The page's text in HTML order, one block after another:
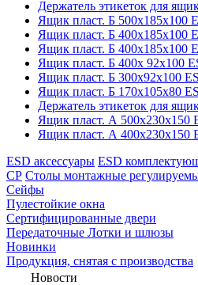
Держатель этикеток для
Ящик пласт. Б 500х185х100
Ящик пласт. Б 400х185х100
Ящик пласт. Б 400х185х100
Ящик пласт. Б 400х 92х100
Ящик пласт. Б 300х92х100
Ящик пласт. Б 170х105х80
Держатель этикеток для
Ящик пласт. А 500х230х150
Ящик пласт. А 400х230х150
ESD аксессуары ESD
СР Столы монтажные
Сейфы
Пулестойкие окна
Сертифицированные двери
Передаточные Лотки и шлюзы
Новинки
Продукция, снятая с производства
Новости